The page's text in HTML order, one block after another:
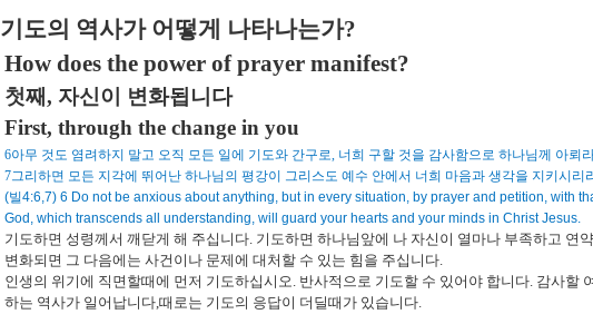
기도의 역사가 어떻게 나타나는가?
How does the power of prayer manifest?
첫째, 자신이 변화됩니다
First, through the change in you
6아무 것도 염려하지 말고 오직 모든 일에 기도와 간구로, 너희 구할 것을 감사함으로 하나님께 아뢰
7그리하면 모든 지각에 뛰어난 하나님의 평강이 그리스도 예수 안에서 너희 마음과 생각을 지키시리
(빌4:6,7) 6 Do not be anxious about anything, but in every situation, by prayer and petition, with
God, which transcends all understanding, will guard your hearts and your minds in Christ Jesus.
기도하면 성령께서 깨닫게 해 주십니다. 기도하면 하나님앞에 나 자신이 열마나 부족하고 연
변화되면 그 다음에는 사건이나 문제에 대처할 수 있는 힘을 주십니다.
인생의 위기에 직면할때에 먼저 기도하십시오. 반사적으로 기도할 수 있어야 합니다. 감사할
하는 역사가 일어납니다,때로는 기도의 응답이 더딜때가 있습니다.